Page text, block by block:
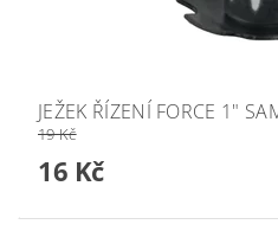
JEŽEK ŘÍZENÍ FORCE 1"
19 Kč
16 Kč